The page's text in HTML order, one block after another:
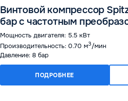
Винтовой компрессор
бар с частотным
Мощность двигателя: 5.5 кВт
Производительность: 0.70 м3/мин
Давление: 8 бар
ПОДРОБНЕЕ